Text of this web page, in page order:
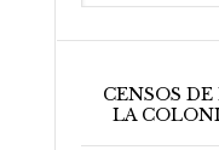
CENSOS
LA